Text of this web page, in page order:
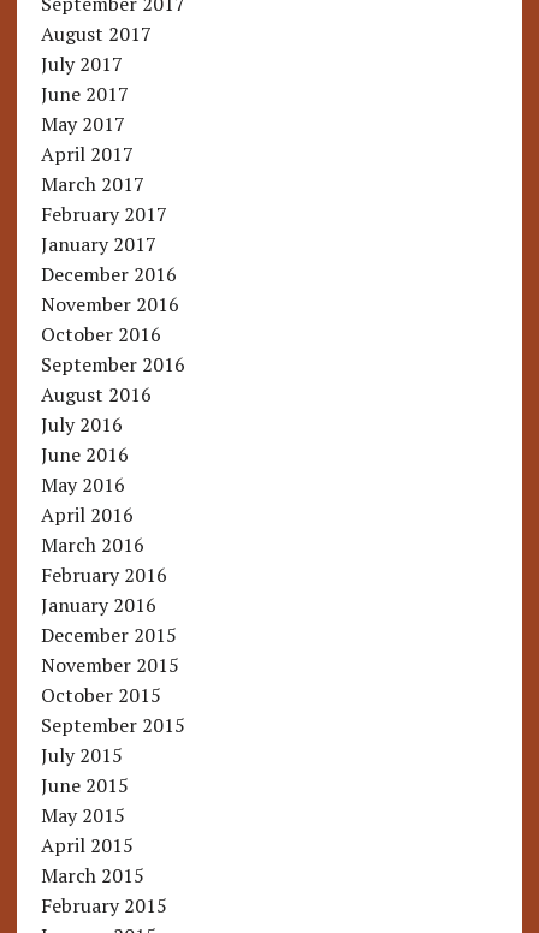
August 2017
July 2017
June 2017
May 2017
April 2017
March 2017
February 2017
January 2017
December 2016
November 2016
October 2016
September 2016
August 2016
July 2016
June 2016
May 2016
April 2016
March 2016
February 2016
January 2016
December 2015
November 2015
October 2015
September 2015
July 2015
June 2015
May 2015
April 2015
March 2015
February 2015